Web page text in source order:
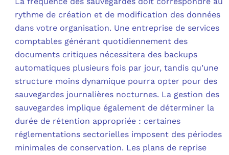
rythme de création et de modification des données
dans votre organisation. Une entreprise de services
comptables générant quotidiennement des
documents critiques nécessitera des backups
automatiques plusieurs fois par jour, tandis qu’une
structure moins dynamique pourra opter pour des
sauvegardes journalières nocturnes. La gestion des
sauvegardes implique également de déterminer la
durée de rétention appropriée : certaines
réglementations sectorielles imposent des périodes
minimales de conservation. Les plans de reprise